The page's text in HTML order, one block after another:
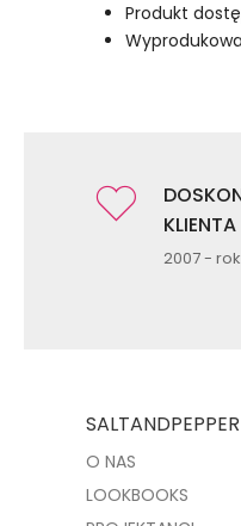
Produkt
KLIENTA
2007 -
SALTANDPEPPER
O NAS
LOOKBOOKS